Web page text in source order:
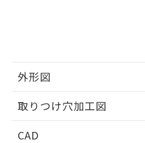
外形図
取りつけ穴加工図
CAD
用者の範囲」に記
※本証明書は発行日時点
るもので、過去に遡って
ものではありません。
物質の対応では、対応完
荷製品に未対応品が混在